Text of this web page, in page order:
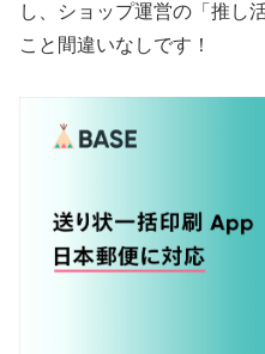
し、ショップ運営の「推し
こと間違いなしです！